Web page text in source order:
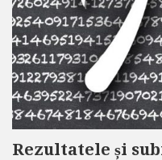
Rezultatele și